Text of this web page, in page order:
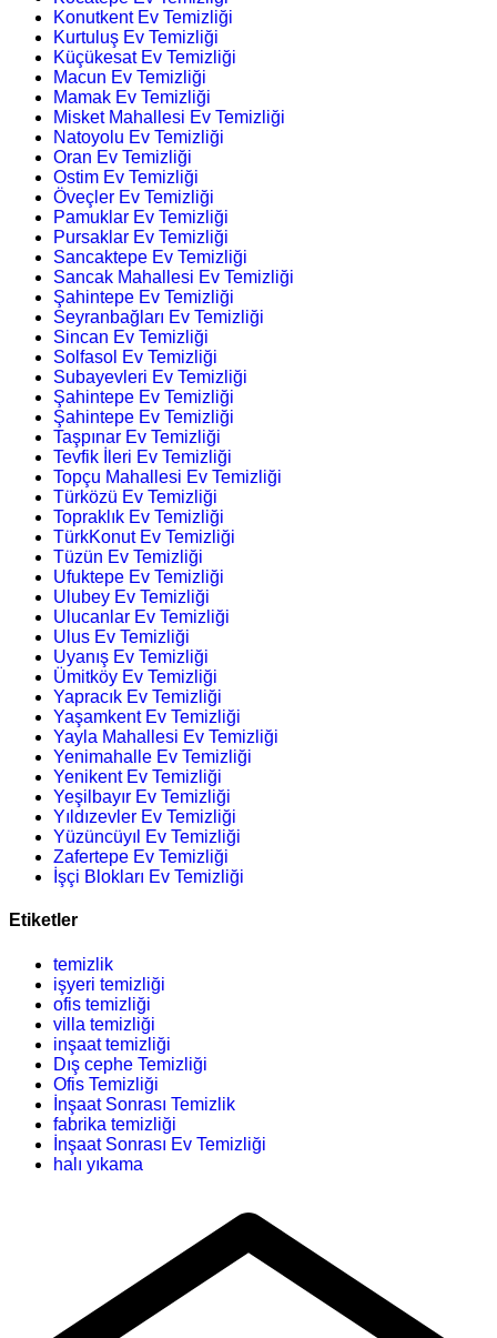
Konutkent Ev Temizliği
Kurtuluş Ev Temizliği
Küçükesat Ev Temizliği
Macun Ev Temizliği
Mamak Ev Temizliği
Misket Mahallesi Ev Temizliği
Natoyolu Ev Temizliği
Oran Ev Temizliği
Ostim Ev Temizliği
Öveçler Ev Temizliği
Pamuklar Ev Temizliği
Pursaklar Ev Temizliği
Sancaktepe Ev Temizliği
Sancak Mahallesi Ev Temizliği
Şahintepe Ev Temizliği
Seyranbağları Ev Temizliği
Sincan Ev Temizliği
Solfasol Ev Temizliği
Subayevleri Ev Temizliği
Şahintepe Ev Temizliği
Şahintepe Ev Temizliği
Taşpınar Ev Temizliği
Tevfik İleri Ev Temizliği
Topçu Mahallesi Ev Temizliği
Türközü Ev Temizliği
Topraklık Ev Temizliği
TürkKonut Ev Temizliği
Tüzün Ev Temizliği
Ufuktepe Ev Temizliği
Ulubey Ev Temizliği
Ulucanlar Ev Temizliği
Ulus Ev Temizliği
Uyanış Ev Temizliği
Ümitköy Ev Temizliği
Yapracık Ev Temizliği
Yaşamkent Ev Temizliği
Yayla Mahallesi Ev Temizliği
Yenimahalle Ev Temizliği
Yenikent Ev Temizliği
Yeşilbayır Ev Temizliği
Yıldızevler Ev Temizliği
Yüzüncüyıl Ev Temizliği
Zafertepe Ev Temizliği
İşçi Blokları Ev Temizliği
Etiketler
temizlik
işyeri temizliği
ofis temizliği
villa temizliği
inşaat temizliği
Dış cephe Temizliği
Ofis Temizliği
İnşaat Sonrası Temizlik
fabrika temizliği
İnşaat Sonrası Ev Temizliği
halı yıkama